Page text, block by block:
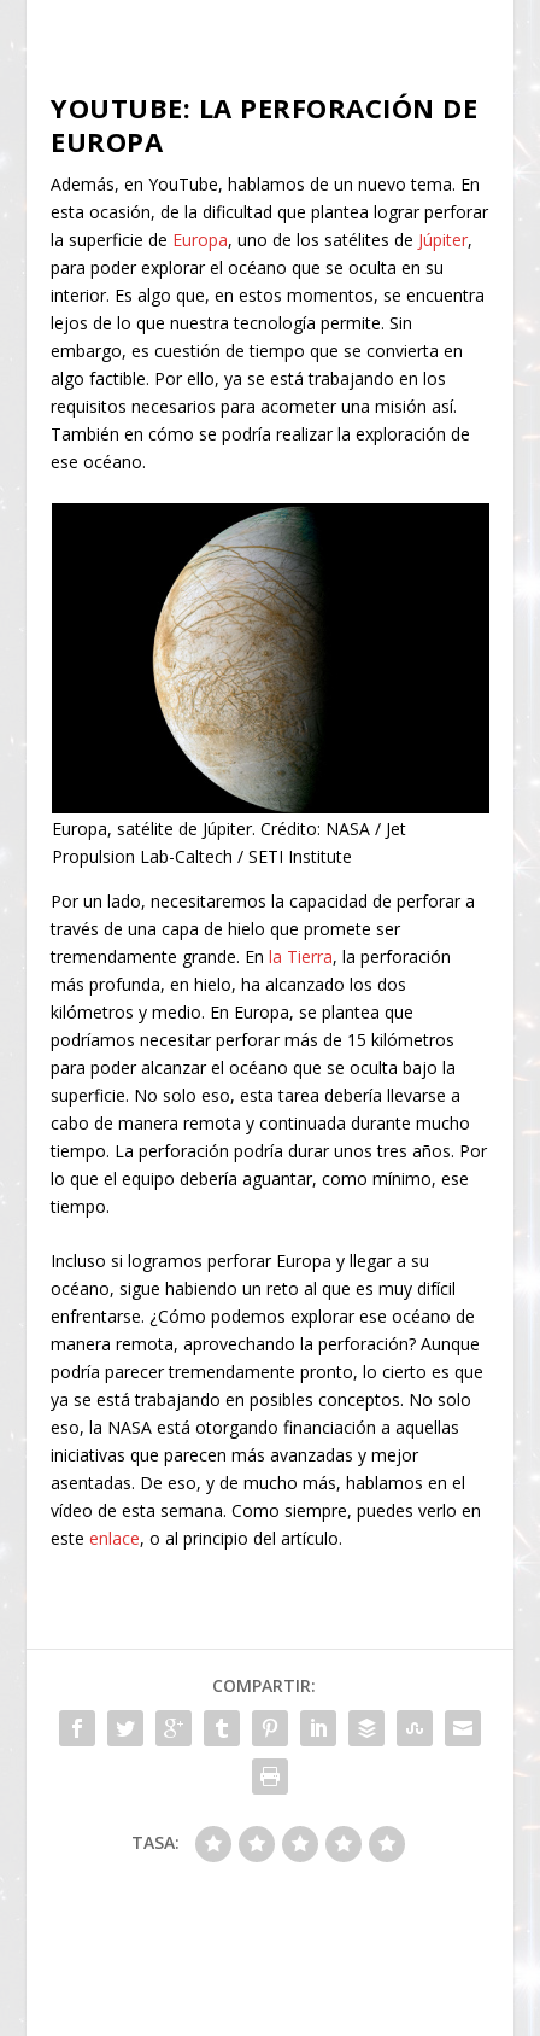
YOUTUBE: LA PERFORACIÓN DE
EUROPA
Además, en YouTube, hablamos de un nuevo tema. En
esta ocasión, de la dificultad que plantea lograr perforar
la superficie de Europa, uno de los satélites de Júpiter,
para poder explorar el océano que se oculta en su
interior. Es algo que, en estos momentos, se encuentra
lejos de lo que nuestra tecnología permite. Sin
embargo, es cuestión de tiempo que se convierta en
algo factible. Por ello, ya se está trabajando en los
requisitos necesarios para acometer una misión así.
También en cómo se podría realizar la exploración de
ese océano.
Europa, satélite de Júpiter. Crédito: NASA / Jet
Propulsion Lab-Caltech / SETI Institute
Por un lado, necesitaremos la capacidad de perforar a
través de una capa de hielo que promete ser
tremendamente grande. Enla Tierra, la perforación
más profunda, en hielo, ha alcanzado los dos
kilómetros y medio. En Europa, se plantea que
podríamos necesitar perforar más de 15 kilómetros
para poder alcanzar el océano que se oculta bajo la
superficie. No solo eso, esta tarea debería llevarse a
cabo de manera remota y continuada durante mucho
tiempo. La perforación podría durar unos tres años. Por
lo que el equipo debería aguantar, como mínimo, ese
tiempo.
Incluso si logramos perforar Europa y llegar a su
océano, sigue habiendo un reto al que es muy difícil
enfrentarse. ¿Cómo podemos explorar ese océano de
manera remota, aprovechando la perforación? Aunque
podría parecer tremendamente pronto, lo cierto es que
ya se está trabajando en posibles conceptos. No solo
eso, la NASA está otorgando financiación a aquellas
iniciativas que parecen más avanzadas y mejor
asentadas. De eso, y de mucho más, hablamos en el
vídeo de esta semana. Como siempre, puedes verlo en
esteenlace, o al principio del artículo.
COMPARTIR:
TASA: